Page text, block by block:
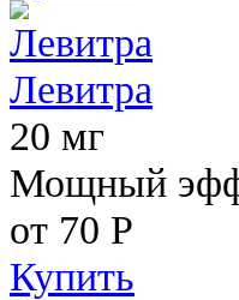
Левитра
20 мг
Мощный
от 70 Р
Купить